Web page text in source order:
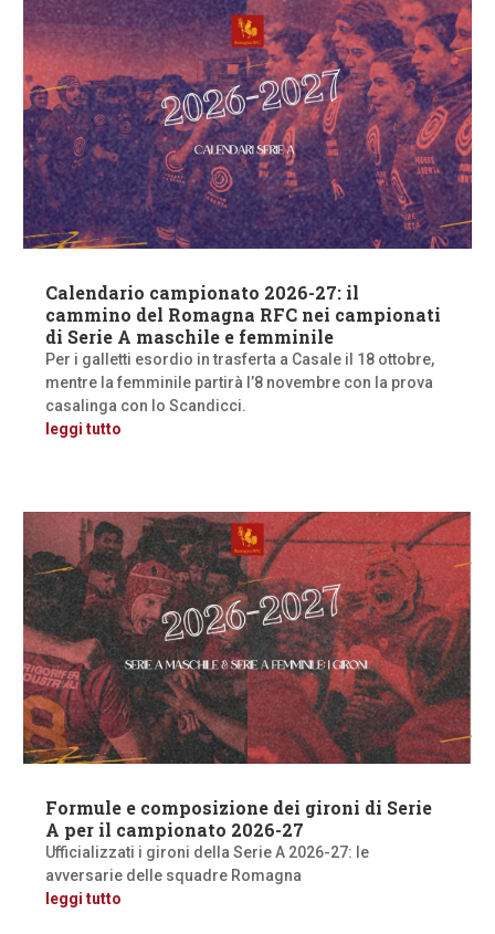
Calendario campionato 2026-27: il
cammino del Romagna RFC nei campionati
di Serie A maschile e femminile
Per i galletti esordio in trasferta a Casale il 18 ottobre,
mentre la femminile partirà l’8 novembre con la prova
casalinga con lo Scandicci.
leggi tutto
Formule e composizione dei gironi di Serie
A per il campionato 2026-27
Ufficializzati i gironi della Serie A 2026-27: le
avversarie delle squadre Romagna
leggi tutto